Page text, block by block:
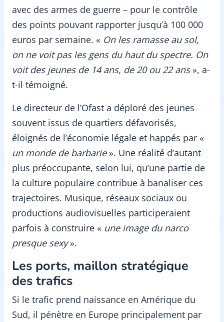
avec des armes de guerre – pour le contrôle
des points pouvant rapporter jusqu’à 100 000
euros par semaine. « On les ramasse au sol,
on ne voit pas les gens du haut du spectre. On
voit des jeunes de 14 ans, de 20 ou 22 ans», a-
t-il témoigné.
Le directeur de l’Ofast a déploré des jeunes
souvent issus de quartiers défavorisés,
éloignés de l’économie légale et happés par «
un monde de barbarie». Une réalité d’autant
plus préoccupante, selon lui, qu’une partie de
la culture populaire contribue à banaliser ces
trajectoires. Musique, réseaux sociaux ou
productions audiovisuelles participeraient
parfois à construire « une image du narco
presque sexy».
Les ports, maillon stratégique
des trafics
Si le trafic prend naissance en Amérique du
Sud, il pénètre en Europe principalement par